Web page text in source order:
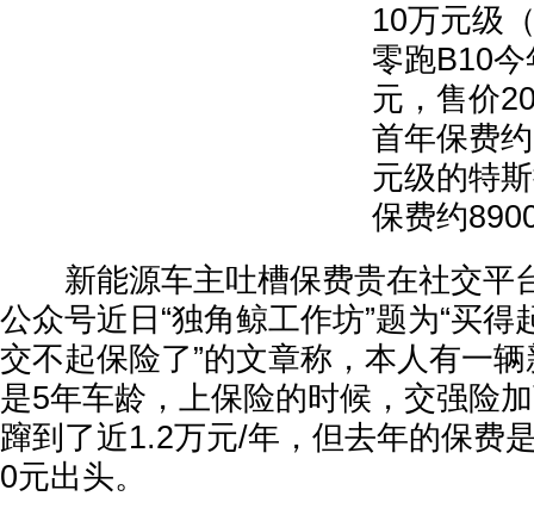
10万元级
零跑B10
元，售价
首年保费
元级的特
保费约
新能源车主吐槽保费贵在社交平
公众号近日“独角鲸工作坊”题为“买
交不起保险了”的文章称，本人有一
是5年车龄，上保险的时候，交强险
蹿到了近1.2万元/年，但去年的保费
0元出头。